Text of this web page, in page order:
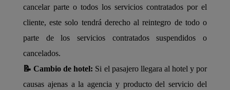
cancelar parte o todos los servicios contratados por el
cliente, este solo tendrá derecho al reintegro de todo o
parte de los servicios contratados suspendidos o
cancelados.
📝 Cambio de hotel: Si el pasajero llegara al hotel y por
causas ajenas a la agencia y producto del servicio del